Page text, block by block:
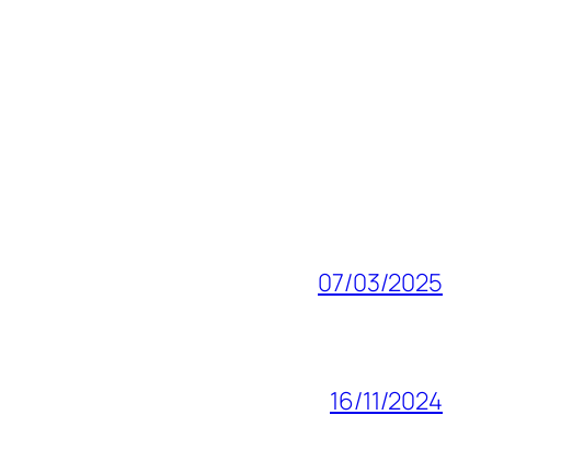
07/03/2025
16/11/2024